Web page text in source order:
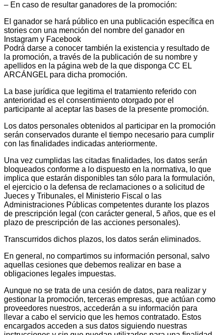
– En caso de resultar ganadores de la promoción:
El ganador se hará público en una publicación específica en
stories con una mención del nombre del ganador en
Instagram y Facebook
Podrá darse a conocer también la existencia y resultado de
la promoción, a través de la publicación de su nombre y
apellidos en la página web de la que disponga CC EL
ARCÁNGEL para dicha promoción.
La base jurídica que legitima el tratamiento referido con
anterioridad es el consentimiento otorgado por el
participante al aceptar las bases de la presente promoción.
Los datos personales obtenidos al participar en la promoción
serán conservados durante el tiempo necesario para cumplir
con las finalidades indicadas anteriormente.
Una vez cumplidas las citadas finalidades, los datos serán
bloqueados conforme a lo dispuesto en la normativa, lo que
implica que estarán disponibles tan sólo para la formulación,
el ejercicio o la defensa de reclamaciones o a solicitud de
Jueces y Tribunales, el Ministerio Fiscal o las
Administraciones Públicas competentes durante los plazos
de prescripción legal (con carácter general, 5 años, que es el
plazo de prescripción de las acciones personales).
Transcurridos dichos plazos, los datos serán eliminados.
En general, no compartimos su información personal, salvo
aquellas cesiones que debemos realizar en base a
obligaciones legales impuestas.
Aunque no se trata de una cesión de datos, para realizar y
gestionar la promoción, terceras empresas, que actúan como
proveedores nuestros, accederán a su información para
llevar a cabo el servicio que les hemos contratado. Estos
encargados acceden a sus datos siguiendo nuestras